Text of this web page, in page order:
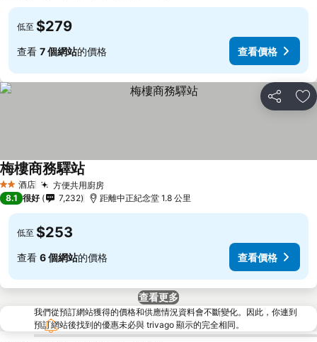
低至 $279
查看 7 個網站的價格 查看價格
分享 放
2 星級酒店 方便共用廚房
梅樓商務驛站
8.1 很好 7,232 距離中正紀念堂 1.8 公里
低至 $253
查看 6 個網站的價格 查看價格
查看更多
我們從預訂網站獲得的價格和供應情況資料會不斷變化。因此，你連到
預訂網站後找到的優惠未必與 trivago 顯示的完全相同。